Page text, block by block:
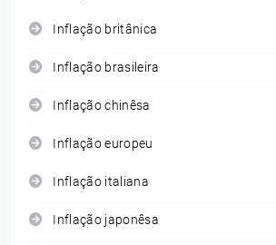
Inflação britânica
Inflação brasileira
Inflação chinêsa
Inflação europeu
Inflação italiana
Inflação japonêsa